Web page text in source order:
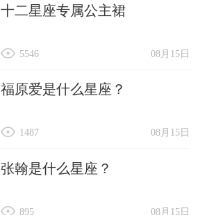
十二星座专属公主裙
08月15日
5546
福原爱是什么星座？
08月15日
1487
张翰是什么星座？
08月15日
895